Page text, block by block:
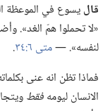
قاليسوع في الموعظة
«لا تحملوا همّ الغد».‏
لنفسه».‏ —‏متى ٦:‏٣٤
‏.‏
فماذا تظن انه عنى
الانسان ليومهفقط